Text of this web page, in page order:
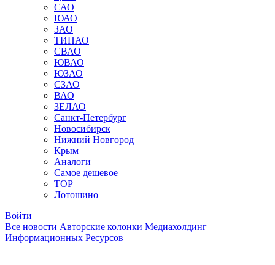
САО
ЮАО
ЗАО
ТИНАО
СВАО
ЮВАО
ЮЗАО
СЗАО
ВАО
ЗЕЛАО
Санкт-Петербург
Новосибирск
Нижний Новгород
Крым
Аналоги
Самое дешевое
TOP
Лотошино
Войти
Все новости Авторские колонки Медиахолдинг
Информационных Ресурсов